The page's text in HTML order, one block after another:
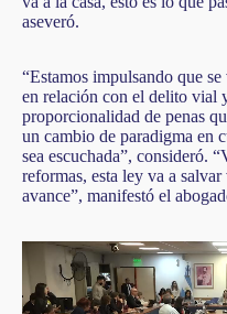
aseveró.
“Estamos impulsando que
en relación con el delito vial
proporcionalidad de penas
un cambio de paradigma en
sea escuchada”, consideró.
reformas, esta ley va a
avance”, manifestó el